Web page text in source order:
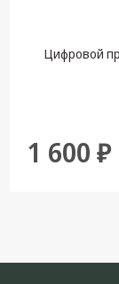
Цифровой
1 600 ₽